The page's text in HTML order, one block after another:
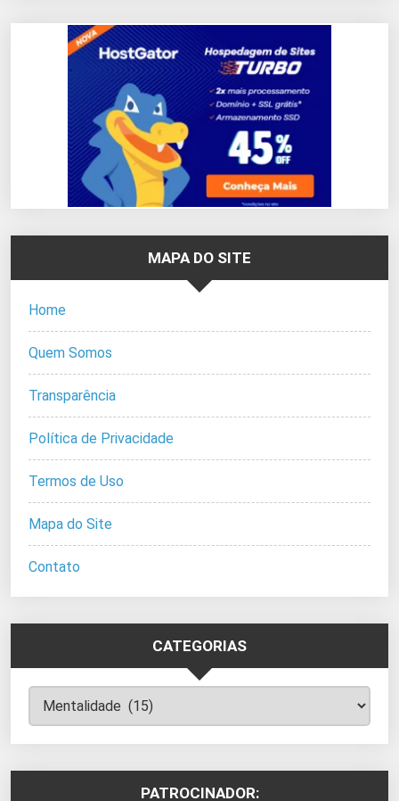
MAPA DO SITE
Home
Quem Somos
Transparência
Política de Privacidade
Termos de Uso
Mapa do Site
Contato
CATEGORIAS
Categorias
PATROCINADOR: